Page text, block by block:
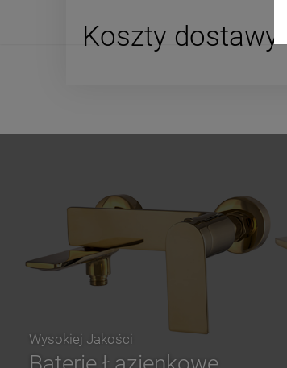
Koszty dostawy
Wysokiej Jakości